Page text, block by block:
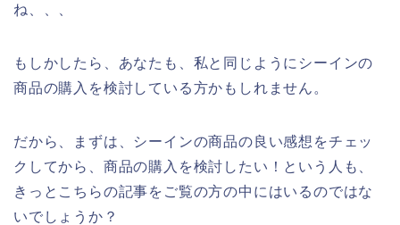
ね、、、
もしかしたら、あなたも、私と同じようにシーインの
商品の購入を検討している方かもしれません。
だから、まずは、シーインの商品の良い感想をチェッ
クしてから、商品の購入を検討したい！という人も、
きっとこちらの記事をご覧の方の中にはいるのではな
いでしょうか？